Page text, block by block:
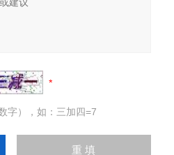
字），如：三加四=7